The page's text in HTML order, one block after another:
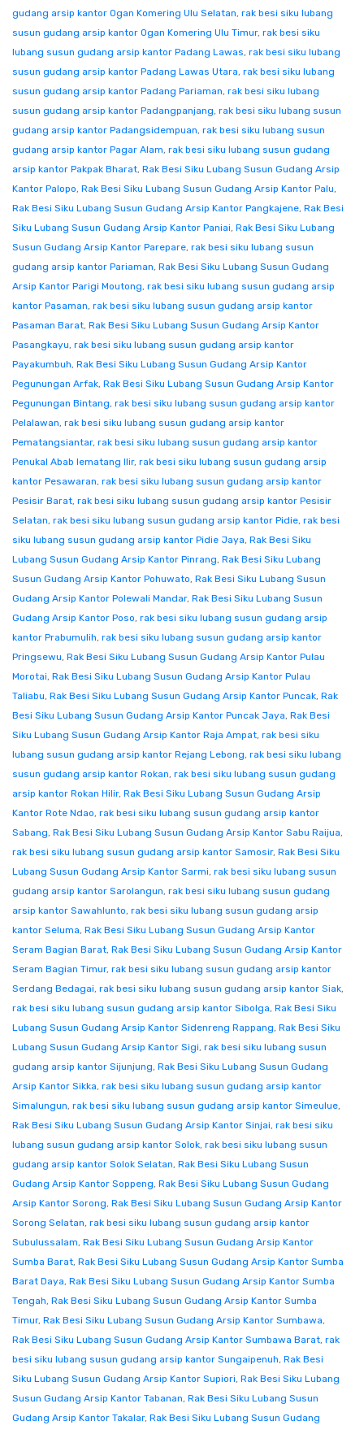
gudang arsip kantor Ogan Komering Ulu Selatan, rak besi siku lubang
susun gudang arsip kantor Ogan Komering Ulu Timur, rak besi siku
lubang susun gudang arsip kantor Padang Lawas, rak besi siku lubang
susun gudang arsip kantor Padang Lawas Utara, rak besi siku lubang
susun gudang arsip kantor Padang Pariaman, rak besi siku lubang
susun gudang arsip kantor Padangpanjang, rak besi siku lubang susun
gudang arsip kantor Padangsidempuan, rak besi siku lubang susun
gudang arsip kantor Pagar Alam, rak besi siku lubang susun gudang
arsip kantor Pakpak Bharat, Rak Besi Siku Lubang Susun Gudang Arsip
Kantor Palopo, Rak Besi Siku Lubang Susun Gudang Arsip Kantor Palu,
Rak Besi Siku Lubang Susun Gudang Arsip Kantor Pangkajene, Rak Besi
Siku Lubang Susun Gudang Arsip Kantor Paniai, Rak Besi Siku Lubang
Susun Gudang Arsip Kantor Parepare, rak besi siku lubang susun
gudang arsip kantor Pariaman, Rak Besi Siku Lubang Susun Gudang
Arsip Kantor Parigi Moutong, rak besi siku lubang susun gudang arsip
kantor Pasaman, rak besi siku lubang susun gudang arsip kantor
Pasaman Barat, Rak Besi Siku Lubang Susun Gudang Arsip Kantor
Pasangkayu, rak besi siku lubang susun gudang arsip kantor
Payakumbuh, Rak Besi Siku Lubang Susun Gudang Arsip Kantor
Pegunungan Arfak, Rak Besi Siku Lubang Susun Gudang Arsip Kantor
Pegunungan Bintang, rak besi siku lubang susun gudang arsip kantor
Pelalawan, rak besi siku lubang susun gudang arsip kantor
Pematangsiantar, rak besi siku lubang susun gudang arsip kantor
Penukal Abab lematang Ilir, rak besi siku lubang susun gudang arsip
kantor Pesawaran, rak besi siku lubang susun gudang arsip kantor
Pesisir Barat, rak besi siku lubang susun gudang arsip kantor Pesisir
Selatan, rak besi siku lubang susun gudang arsip kantor Pidie, rak besi
siku lubang susun gudang arsip kantor Pidie Jaya, Rak Besi Siku
Lubang Susun Gudang Arsip Kantor Pinrang, Rak Besi Siku Lubang
Susun Gudang Arsip Kantor Pohuwato, Rak Besi Siku Lubang Susun
Gudang Arsip Kantor Polewali Mandar, Rak Besi Siku Lubang Susun
Gudang Arsip Kantor Poso, rak besi siku lubang susun gudang arsip
kantor Prabumulih, rak besi siku lubang susun gudang arsip kantor
Pringsewu, Rak Besi Siku Lubang Susun Gudang Arsip Kantor Pulau
Morotai, Rak Besi Siku Lubang Susun Gudang Arsip Kantor Pulau
Taliabu, Rak Besi Siku Lubang Susun Gudang Arsip Kantor Puncak, Rak
Besi Siku Lubang Susun Gudang Arsip Kantor Puncak Jaya, Rak Besi
Siku Lubang Susun Gudang Arsip Kantor Raja Ampat, rak besi siku
lubang susun gudang arsip kantor Rejang Lebong, rak besi siku lubang
susun gudang arsip kantor Rokan, rak besi siku lubang susun gudang
arsip kantor Rokan Hilir, Rak Besi Siku Lubang Susun Gudang Arsip
Kantor Rote Ndao, rak besi siku lubang susun gudang arsip kantor
Sabang, Rak Besi Siku Lubang Susun Gudang Arsip Kantor Sabu Raijua,
rak besi siku lubang susun gudang arsip kantor Samosir, Rak Besi Siku
Lubang Susun Gudang Arsip Kantor Sarmi, rak besi siku lubang susun
gudang arsip kantor Sarolangun, rak besi siku lubang susun gudang
arsip kantor Sawahlunto, rak besi siku lubang susun gudang arsip
kantor Seluma, Rak Besi Siku Lubang Susun Gudang Arsip Kantor
Seram Bagian Barat, Rak Besi Siku Lubang Susun Gudang Arsip Kantor
Seram Bagian Timur, rak besi siku lubang susun gudang arsip kantor
Serdang Bedagai, rak besi siku lubang susun gudang arsip kantor Siak,
rak besi siku lubang susun gudang arsip kantor Sibolga, Rak Besi Siku
Lubang Susun Gudang Arsip Kantor Sidenreng Rappang, Rak Besi Siku
Lubang Susun Gudang Arsip Kantor Sigi, rak besi siku lubang susun
gudang arsip kantor Sijunjung, Rak Besi Siku Lubang Susun Gudang
Arsip Kantor Sikka, rak besi siku lubang susun gudang arsip kantor
Simalungun, rak besi siku lubang susun gudang arsip kantor Simeulue,
Rak Besi Siku Lubang Susun Gudang Arsip Kantor Sinjai, rak besi siku
lubang susun gudang arsip kantor Solok, rak besi siku lubang susun
gudang arsip kantor Solok Selatan, Rak Besi Siku Lubang Susun
Gudang Arsip Kantor Soppeng, Rak Besi Siku Lubang Susun Gudang
Arsip Kantor Sorong, Rak Besi Siku Lubang Susun Gudang Arsip Kantor
Sorong Selatan, rak besi siku lubang susun gudang arsip kantor
Subulussalam, Rak Besi Siku Lubang Susun Gudang Arsip Kantor
Sumba Barat, Rak Besi Siku Lubang Susun Gudang Arsip Kantor Sumba
Barat Daya, Rak Besi Siku Lubang Susun Gudang Arsip Kantor Sumba
Tengah, Rak Besi Siku Lubang Susun Gudang Arsip Kantor Sumba
Timur, Rak Besi Siku Lubang Susun Gudang Arsip Kantor Sumbawa,
Rak Besi Siku Lubang Susun Gudang Arsip Kantor Sumbawa Barat, rak
besi siku lubang susun gudang arsip kantor Sungaipenuh, Rak Besi
Siku Lubang Susun Gudang Arsip Kantor Supiori, Rak Besi Siku Lubang
Susun Gudang Arsip Kantor Tabanan, Rak Besi Siku Lubang Susun
Gudang Arsip Kantor Takalar, Rak Besi Siku Lubang Susun Gudang